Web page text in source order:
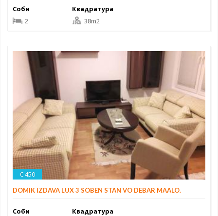
Соби
2
Квадратура
38m2
€ 450
DOMIK IZDAVA LUX 3 SOBEN STAN VO DEBAR MAALO.
Соби
Квадратура